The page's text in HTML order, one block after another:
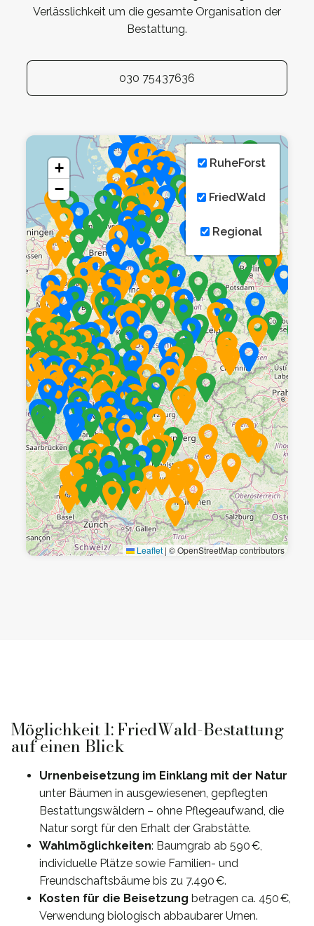
Verlässlichkeit um die gesamte Organisation der
Bestattung.
030 75437636
+
−
RuheForst
FriedWald
Regional
Leaflet | © OpenStreetMap contributors
Möglichkeit 1: FriedWald-Bestattung
auf einen Blick
Urnenbeisetzung im Einklang mit der Natur
unter Bäumen in ausgewiesenen, gepflegten
Bestattungswäldern – ohne Pflegeaufwand, die
Natur sorgt für den Erhalt der Grabstätte.
Wahlmöglichkeiten: Baumgrab ab 590 €,
individuelle Plätze sowie Familien- und
Freundschaftsbäume bis zu 7.490 €.
Kosten für die Beisetzung betragen ca. 450 €,
Verwendung biologisch abbaubarer Urnen.